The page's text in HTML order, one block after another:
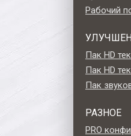
Рабочий
Пак HD
Пак HD
Пак
РАЗНОЕ
PRO